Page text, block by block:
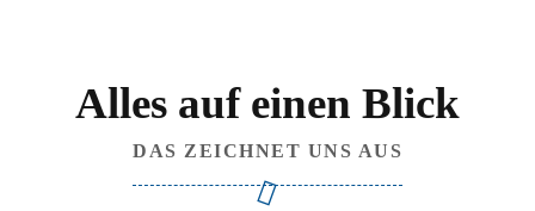
Alles auf einen Blick
DAS ZEICHNET UNS AUS